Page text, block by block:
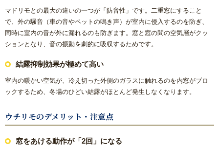
マドリモとの最大の違いの一つが「防音性」です。二重窓にすること
で、外の騒音（車の音やペットの鳴き声）が室内に侵入するのを防ぎ、
同時に室内の音が外に漏れるのも防ぎます。窓と窓の間の空気層がクッ
ションとなり、音の振動を劇的に吸収するためです。
結露抑制効果が極めて高い
室内の暖かい空気が、冷え切った外側のガラスに触れるのを内窓がブロ
ックするため、冬場のひどい結露がほとんど発生しなくなります。
ウチリモのデメリット・注意点
窓をあける動作が「2回」になる